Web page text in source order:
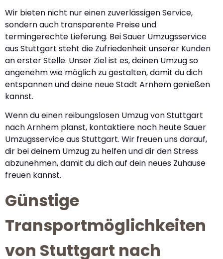
Wir bieten nicht nur einen zuverlässigen Service,
sondern auch transparente Preise und
termingerechte Lieferung. Bei Sauer Umzugsservice
aus Stuttgart steht die Zufriedenheit unserer Kunden
an erster Stelle. Unser Ziel ist es, deinen Umzug so
angenehm wie möglich zu gestalten, damit du dich
entspannen und deine neue Stadt Arnhem genießen
kannst.
Wenn du einen reibungslosen Umzug von Stuttgart
nach Arnhem planst, kontaktiere noch heute Sauer
Umzugsservice aus Stuttgart. Wir freuen uns darauf,
dir bei deinem Umzug zu helfen und dir den Stress
abzunehmen, damit du dich auf dein neues Zuhause
freuen kannst.
Günstige
Transportmöglichkeiten
von Stuttgart nach